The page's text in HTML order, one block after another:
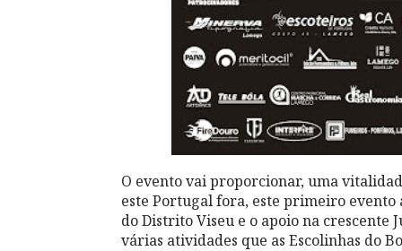
O evento vai proporcionar, uma
este Portugal fora, este primeiro
do Distrito Viseu e o apoio na crescente
várias atividades que as Escolinhas do